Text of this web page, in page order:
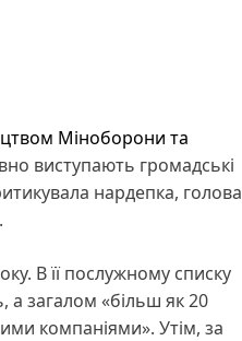
Міноборони та
виступають громадські
нардепка, голова
В її послужному списку
а загалом «більш як 20
компаніями». Утім, за